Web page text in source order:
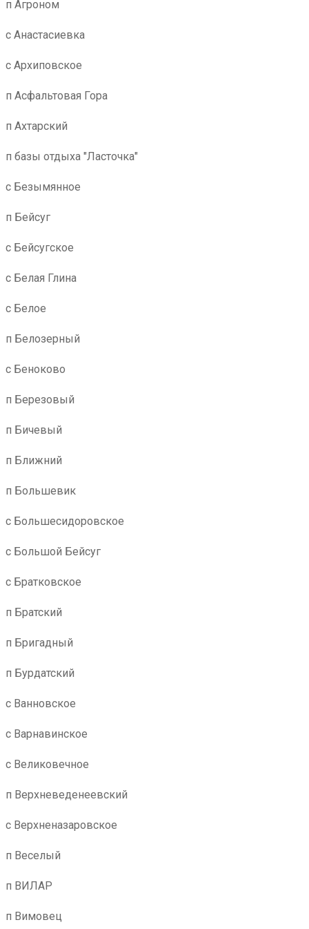
п Агроном
с Анастасиевка
с Архиповское
п Асфальтовая Гора
п Ахтарский
п базы отдыха "Ласточка"
с Безымянное
п Бейсуг
с Бейсугское
с Белая Глина
с Белое
п Белозерный
с Беноково
п Березовый
п Бичевый
п Ближний
п Большевик
с Большесидоровское
с Большой Бейсуг
с Братковское
п Братский
п Бригадный
п Бурдатский
с Ванновское
с Варнавинское
с Великовечное
п Верхневеденеевский
с Верхненазаровское
п Веселый
п ВИЛАР
п Вимовец